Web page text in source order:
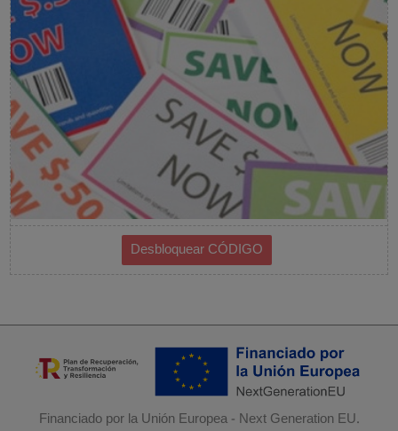
Financiado por la Unión Europea - Next Generation EU.